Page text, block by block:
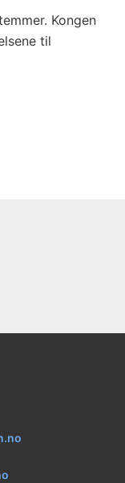
Kongen
til